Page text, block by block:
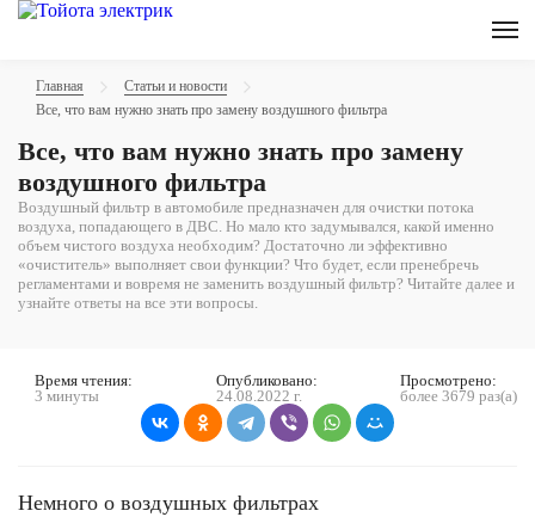
Главная
Статьи и новости
Все, что вам нужно знать про замену воздушного фильтра
Все, что вам нужно знать про замену
воздушного фильтра
Воздушный фильтр в автомобиле предназначен для очистки потока
воздуха, попадающего в ДВС. Но мало кто задумывался, какой именно
объем чистого воздуха необходим? Достаточно ли эффективно
«очиститель» выполняет свои функции? Что будет, если пренебречь
регламентами и вовремя не заменить воздушный фильтр? Читайте далее и
узнайте ответы на все эти вопросы.
Время чтения:
3 минуты
Опубликовано:
24.08.2022 г.
Просмотрено:
более 3679 раз(а)
Немного о воздушных фильтрах